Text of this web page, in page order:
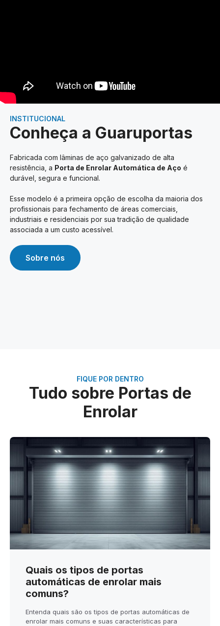
INSTITUCIONAL
Conheça a Guaruportas
Fabricada com lâminas de aço galvanizado de alta
resistência, a Porta de Enrolar Automática de Aço é
durável, segura e funcional.
Esse modelo é a primeira opção de escolha da maioria dos
profissionais para fechamento de áreas comerciais,
industriais e residenciais por sua tradição de qualidade
associada a um custo acessível.
Sobre nós
FIQUE POR DENTRO
Tudo sobre Portas de
Enrolar
Quais os tipos de portas
automáticas de enrolar mais
comuns?
Entenda quais são os tipos de portas automáticas de
enrolar mais comuns e suas características para